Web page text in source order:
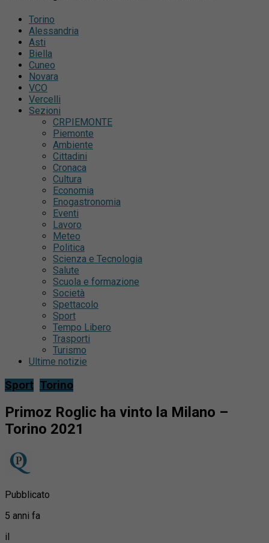
Torino
Alessandria
Asti
Biella
Cuneo
Novara
VCO
Vercelli
Sezioni
CRPIEMONTE
Piemonte
Ambiente
Cittadini
Cronaca
Cultura
Economia
Enogastronomia
Eventi
Lavoro
Meteo
Politica
Scienza e Tecnologia
Salute
Scuola e formazione
Società
Spettacolo
Sport
Tempo Libero
Trasporti
Turismo
Ultime notizie
Sport Torino
Primoz Roglic ha vinto la Milano –
Torino 2021
Pubblicato
5 anni fa
il